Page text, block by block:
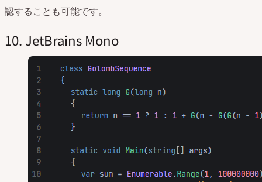
認することも可能です。
10. JetBrains Mono